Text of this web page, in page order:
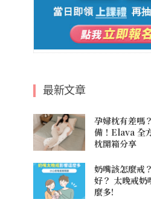
最新文章
孕婦枕有差嗎
備！Elava 全
枕開箱分享
奶嘴該怎麼戒
好？ 太晚戒奶
麼多!